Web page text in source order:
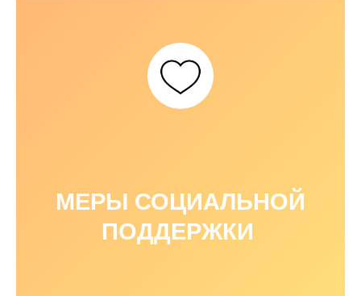
МЕРЫ СОЦИАЛЬНОЙ
ПОДДЕРЖКИ